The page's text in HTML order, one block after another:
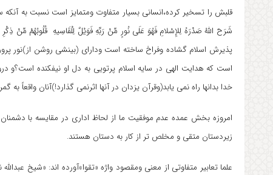
قلبش را تسخیر کرده،انسانی بسیار متفاوت ومتمایز است نسبت به
پذیرش اسلام گشاده وفراخ ساخته است ودارای (بینشی روشن
است که هدایت الهی در سایه اسلام پرتویی به دل او نیفکنده است؟و
خدا بدانها راه نمی یابد(وقرآن یزدان در آنها اثرنمی گذارد!)آنان واقعاً
امروزه بخش عمده عدم موفقیت ما از لحاظ اداری در مقایسه با دشمنان
زیردستان متقی و مخلص تر از کار به دستان هستند.
علما تعابیر متفاوتی از معنی ومقصود واژه «تقوا»آورده اند: «شیخ